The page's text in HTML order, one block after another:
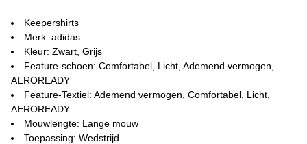
Keepershirts
Merk: adidas
Kleur: Zwart, Grijs
Feature-schoen: Comfortabel, Licht, Ademend vermogen,
AEROREADY
Feature-Textiel: Ademend vermogen, Comfortabel, Licht,
AEROREADY
Mouwlengte: Lange mouw
Toepassing: Wedstrijd